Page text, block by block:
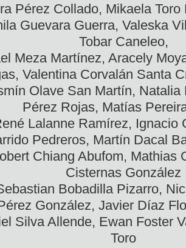
Pérez Collado, Mikaela
Guevara Guerra, Valeska
Tobar Caneleo,
Meza Martínez, Aracely
Valentina Corvalán Santa
Olave San Martín, Natalia
Pérez Rojas, Matías
Lalanne Ramírez, Ignacio
Pedreros, Martín Dacal
Chiang Abufom, Mathias
Cisternas González
Bobadilla Pizarro,
González, Javier Díaz
Silva Allende, Ewan Foster
Toro